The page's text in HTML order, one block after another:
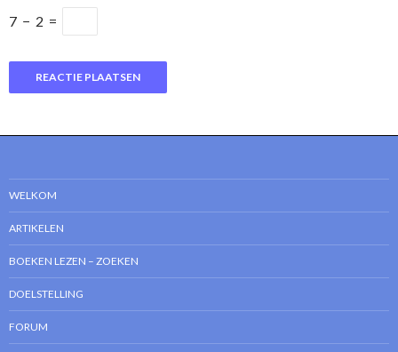
7 − 2 =
WELKOM
ARTIKELEN
BOEKEN LEZEN – ZOEKEN
DOELSTELLING
FORUM